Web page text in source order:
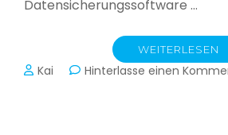
Datensicherungssoftware …
WEITERLESEN
Kai Hinterlasse einen